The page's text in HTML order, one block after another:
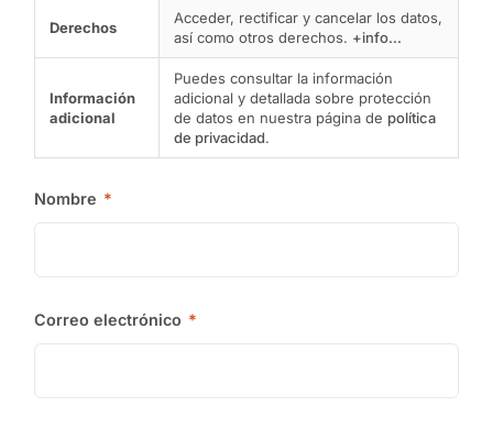
Derechos
Acceder, rectificar y cancelar los datos,
así como otros derechos. +info...
Información
adicional
Puedes consultar la información
adicional y detallada sobre protección
de datos en nuestra página de política
de privacidad.
Nombre *
Correo electrónico *